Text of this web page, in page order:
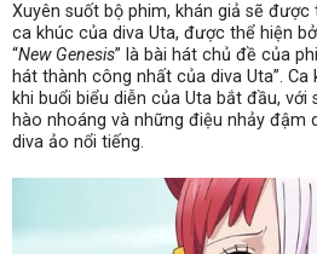
Xuyên suốt bộ phim, khán giả sẽ
ca khúc của diva Uta, được thể hiện
“New Genesis” là bài hát chủ đề của
hát thành công nhất của diva Uta”.
khi buổi biểu diễn của Uta bắt đầu, với
hào nhoáng và những điệu nhảy đậm
diva ảo nổi tiếng.